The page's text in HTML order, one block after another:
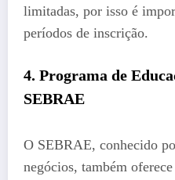
limitadas, por isso é
períodos de inscrição.
4. Programa de
SEBRAE
O SEBRAE, conhecido
negócios, também